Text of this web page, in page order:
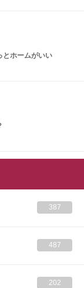
ホームがいい
387
487
202